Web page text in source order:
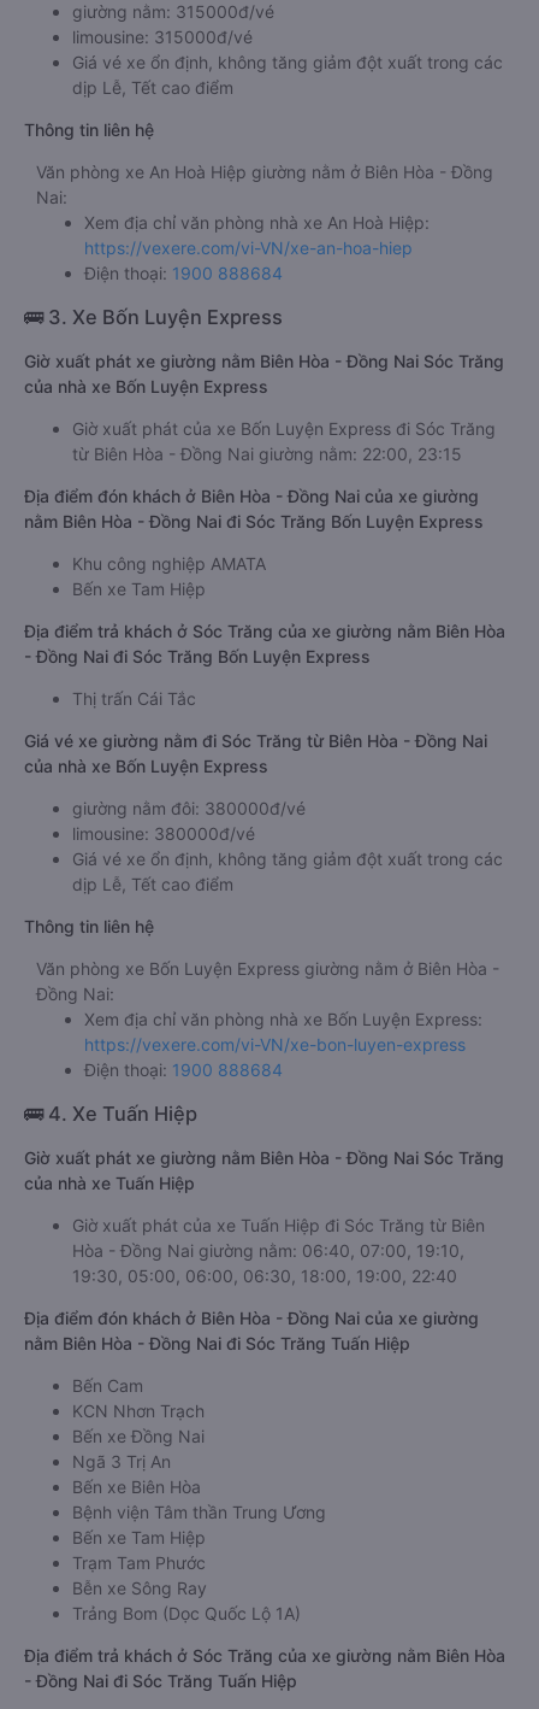
giường nằm: 315000đ/vé
limousine: 315000đ/vé
Giá vé xe ổn định, không tăng giảm đột xuất trong các
dịp Lễ, Tết cao điểm
Thông tin liên hệ
Văn phòng xe An Hoà Hiệp giường nằm ở Biên Hòa - Đồng
Nai:
Xem địa chỉ văn phòng nhà xe An Hoà Hiệp:
https://vexere.com/vi-VN/xe-an-hoa-hiep
Điện thoại: 1900 888684
🚌 3. Xe Bốn Luyện Express
Giờ xuất phát xe giường nằm Biên Hòa - Đồng Nai Sóc Trăng
của nhà xe Bốn Luyện Express
Giờ xuất phát của xe Bốn Luyện Express đi Sóc Trăng
từ Biên Hòa - Đồng Nai giường nằm: 22:00, 23:15
Địa điểm đón khách ở Biên Hòa - Đồng Nai của xe giường
nằm Biên Hòa - Đồng Nai đi Sóc Trăng Bốn Luyện Express
Khu công nghiệp AMATA
Bến xe Tam Hiệp
Địa điểm trả khách ở Sóc Trăng của xe giường nằm Biên Hòa
- Đồng Nai đi Sóc Trăng Bốn Luyện Express
Thị trấn Cái Tắc
Giá vé xe giường nằm đi Sóc Trăng từ Biên Hòa - Đồng Nai
của nhà xe Bốn Luyện Express
giường nằm đôi: 380000đ/vé
limousine: 380000đ/vé
Giá vé xe ổn định, không tăng giảm đột xuất trong các
dịp Lễ, Tết cao điểm
Thông tin liên hệ
Văn phòng xe Bốn Luyện Express giường nằm ở Biên Hòa -
Đồng Nai:
Xem địa chỉ văn phòng nhà xe Bốn Luyện Express:
https://vexere.com/vi-VN/xe-bon-luyen-express
Điện thoại: 1900 888684
🚌 4. Xe Tuấn Hiệp
Giờ xuất phát xe giường nằm Biên Hòa - Đồng Nai Sóc Trăng
của nhà xe Tuấn Hiệp
Giờ xuất phát của xe Tuấn Hiệp đi Sóc Trăng từ Biên
Hòa - Đồng Nai giường nằm: 06:40, 07:00, 19:10,
19:30, 05:00, 06:00, 06:30, 18:00, 19:00, 22:40
Địa điểm đón khách ở Biên Hòa - Đồng Nai của xe giường
nằm Biên Hòa - Đồng Nai đi Sóc Trăng Tuấn Hiệp
Bến Cam
KCN Nhơn Trạch
Bến xe Đồng Nai
Ngã 3 Trị An
Bến xe Biên Hòa
Bệnh viện Tâm thần Trung Ương
Bến xe Tam Hiệp
Trạm Tam Phước
Bễn xe Sông Ray
Trảng Bom (Dọc Quốc Lộ 1A)
Địa điểm trả khách ở Sóc Trăng của xe giường nằm Biên Hòa
- Đồng Nai đi Sóc Trăng Tuấn Hiệp